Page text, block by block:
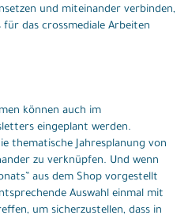
und miteinander verbinden,
das crossmediale Arbeiten
können auch im
eingeplant werden.
thematische Jahresplanung von
zu verknüpfen. Und wenn
aus dem Shop vorgestellt
Auswahl einmal mit
um sicherzustellen, dass in